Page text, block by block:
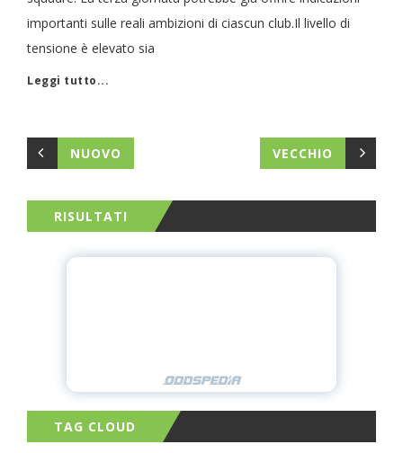
importanti sulle reali ambizioni di ciascun club.Il livello di
tensione è elevato sia
Leggi tutto...
NUOVO VECCHIO
RISULTATI
TAG CLOUD